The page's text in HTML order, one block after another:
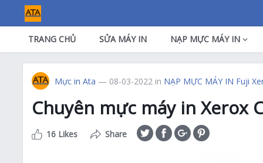
TRANG CHỦ SỬA MÁY IN NẠP MỰC MÁY IN
Mực in Ata — 08-03-2022 in NẠP MỰC MÁY IN Fuji
Chuyên mực máy in Xerox
16 Likes Share